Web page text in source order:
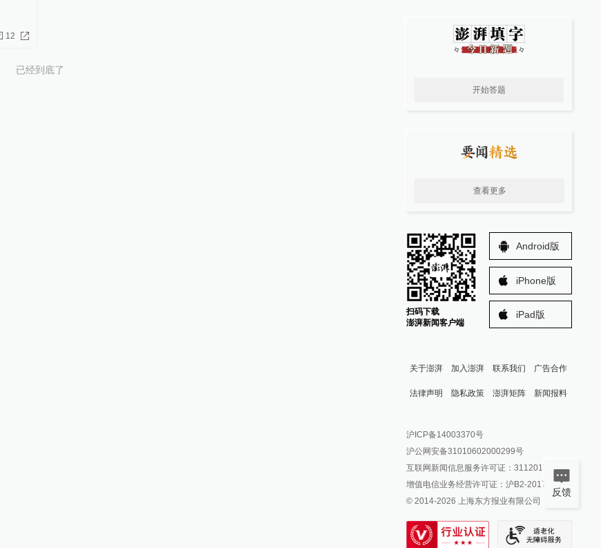
12
已经到底了
开始答题
查看更多
扫码下载
澎湃新闻客户端
Android版
iPhone版
iPad版
关于澎湃 加入澎湃 联系我们 广告合作
法律声明 隐私政策 澎湃矩阵
澎湃新闻公众号
澎湃新闻抖音号
派生万物开放平台
IP SHANGHAI
SIXTH TONE
新闻报料
报料邮箱: news@thepaper.cn
沪ICP备14003370号
沪公网安备31010602000299号
互联网新闻信息服务许可证：31120170006
增值电信业务经营许可证：沪B2-2017116
© 2014-2026 上海东方报业有限公司
反馈